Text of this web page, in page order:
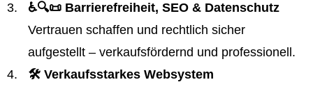
♿️🔍📜 Barrierefreiheit, SEO & Datenschutz
Vertrauen schaffen und rechtlich sicher
aufgestellt – verkaufsfördernd und professionell.
🛠️ Verkaufsstarkes Websystem